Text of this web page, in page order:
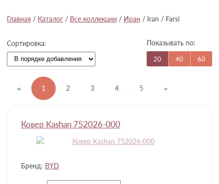
Главная / Каталог / Все коллекции / Иран / Iran / Farsi
Сортировка: Показывать по:
20 40 60
« 1 2 3 4 5 »
Ковер Kashan 752026-000
Бренд: BYD